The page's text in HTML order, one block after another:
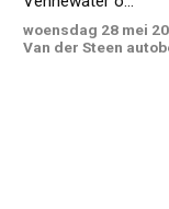
woensdag 28 mei
Van der Steen